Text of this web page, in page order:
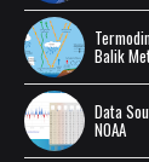
Balik
Data
NOAA